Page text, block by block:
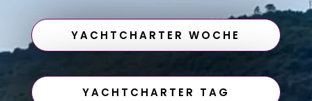
YACHTCHARTER WOCHE
YACHTCHARTER TAG